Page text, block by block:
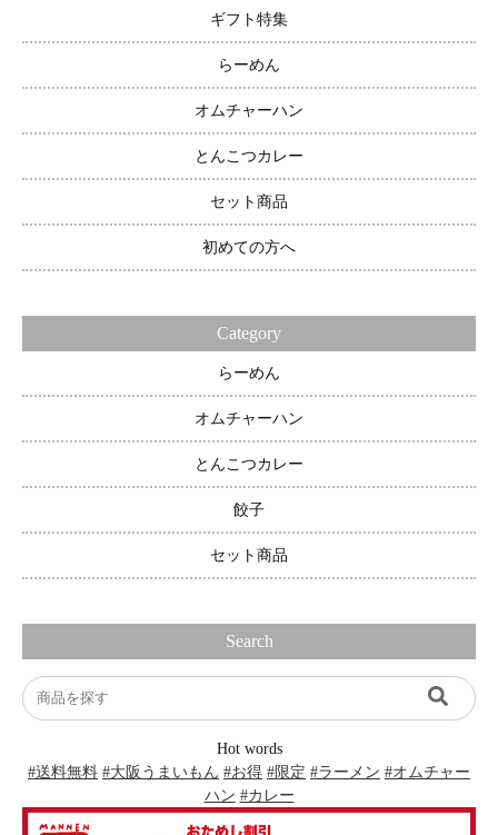
ギフト特集
らーめん
オムチャーハン
とんこつカレー
セット商品
初めての方へ
Category
らーめん
オムチャーハン
とんこつカレー
餃子
セット商品
Search
Hot words
#送料無料 #大阪うまいもん #お得 #限定 #ラーメン #オムチャー
ハン #カレー